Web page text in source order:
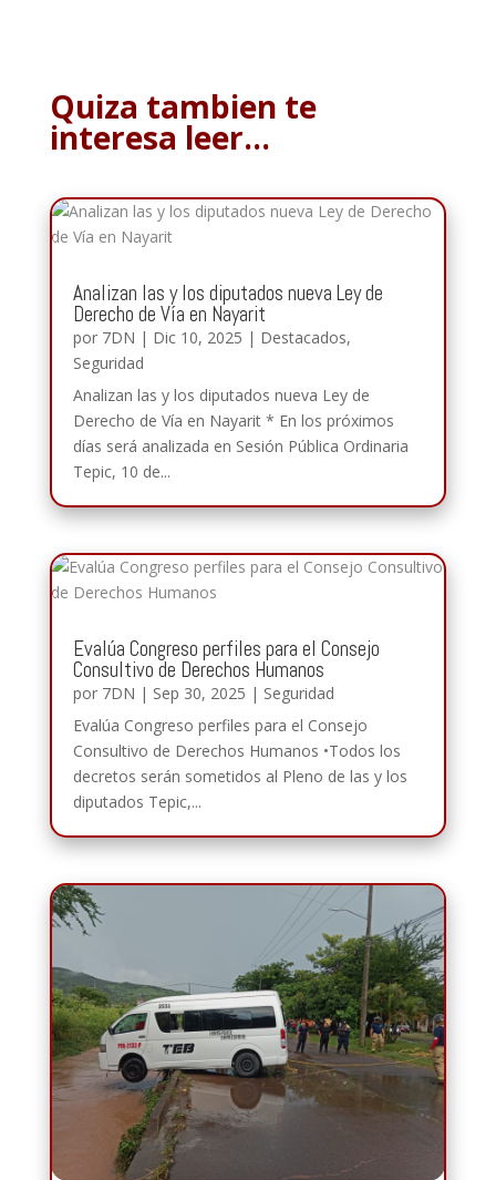
Quiza tambien te
interesa leer…
Analizan las y los diputados nueva Ley de
Derecho de Vía en Nayarit
por 7DN | Dic 10, 2025 | Destacados,
Seguridad
Analizan las y los diputados nueva Ley de
Derecho de Vía en Nayarit * En los próximos
días será analizada en Sesión Pública Ordinaria
Tepic, 10 de...
Evalúa Congreso perfiles para el Consejo
Consultivo de Derechos Humanos
por 7DN | Sep 30, 2025 | Seguridad
Evalúa Congreso perfiles para el Consejo
Consultivo de Derechos Humanos •Todos los
decretos serán sometidos al Pleno de las y los
diputados Tepic,...